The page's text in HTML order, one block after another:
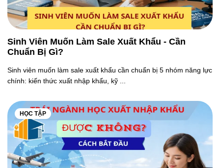
Sinh Viên Muốn Làm Sale Xuất Khẩu - Cần
Chuẩn Bị Gì?
Sinh viên muốn làm sale xuất khẩu cần chuẩn bị 5 nhóm năng lực
chính: kiến thức xuất nhập khẩu, kỹ ...
HỌC TẬP